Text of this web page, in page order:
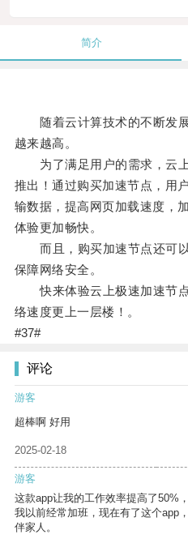
简介
随着云计算技术的不断发展
越来越高。
为了满足用户的需求，云上
推出！通过购买加速节点，用
输数据，提高网页加载速度，
体验更加畅快。
而且，购买加速节点还可以
保障网络安全。
快来体验云上极速加速节点
络速度更上一层楼！。
#37#
评论
游客
超棒啊 好用
2025-02-18
游客
这款app让我的工作效率提高了50%
我以前经常加班，现在有了这个app
伴家人。